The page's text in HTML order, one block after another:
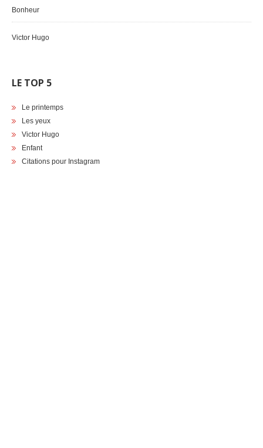
Bonheur
Victor Hugo
LE TOP 5
Le printemps
Les yeux
Victor Hugo
Enfant
Citations pour Instagram